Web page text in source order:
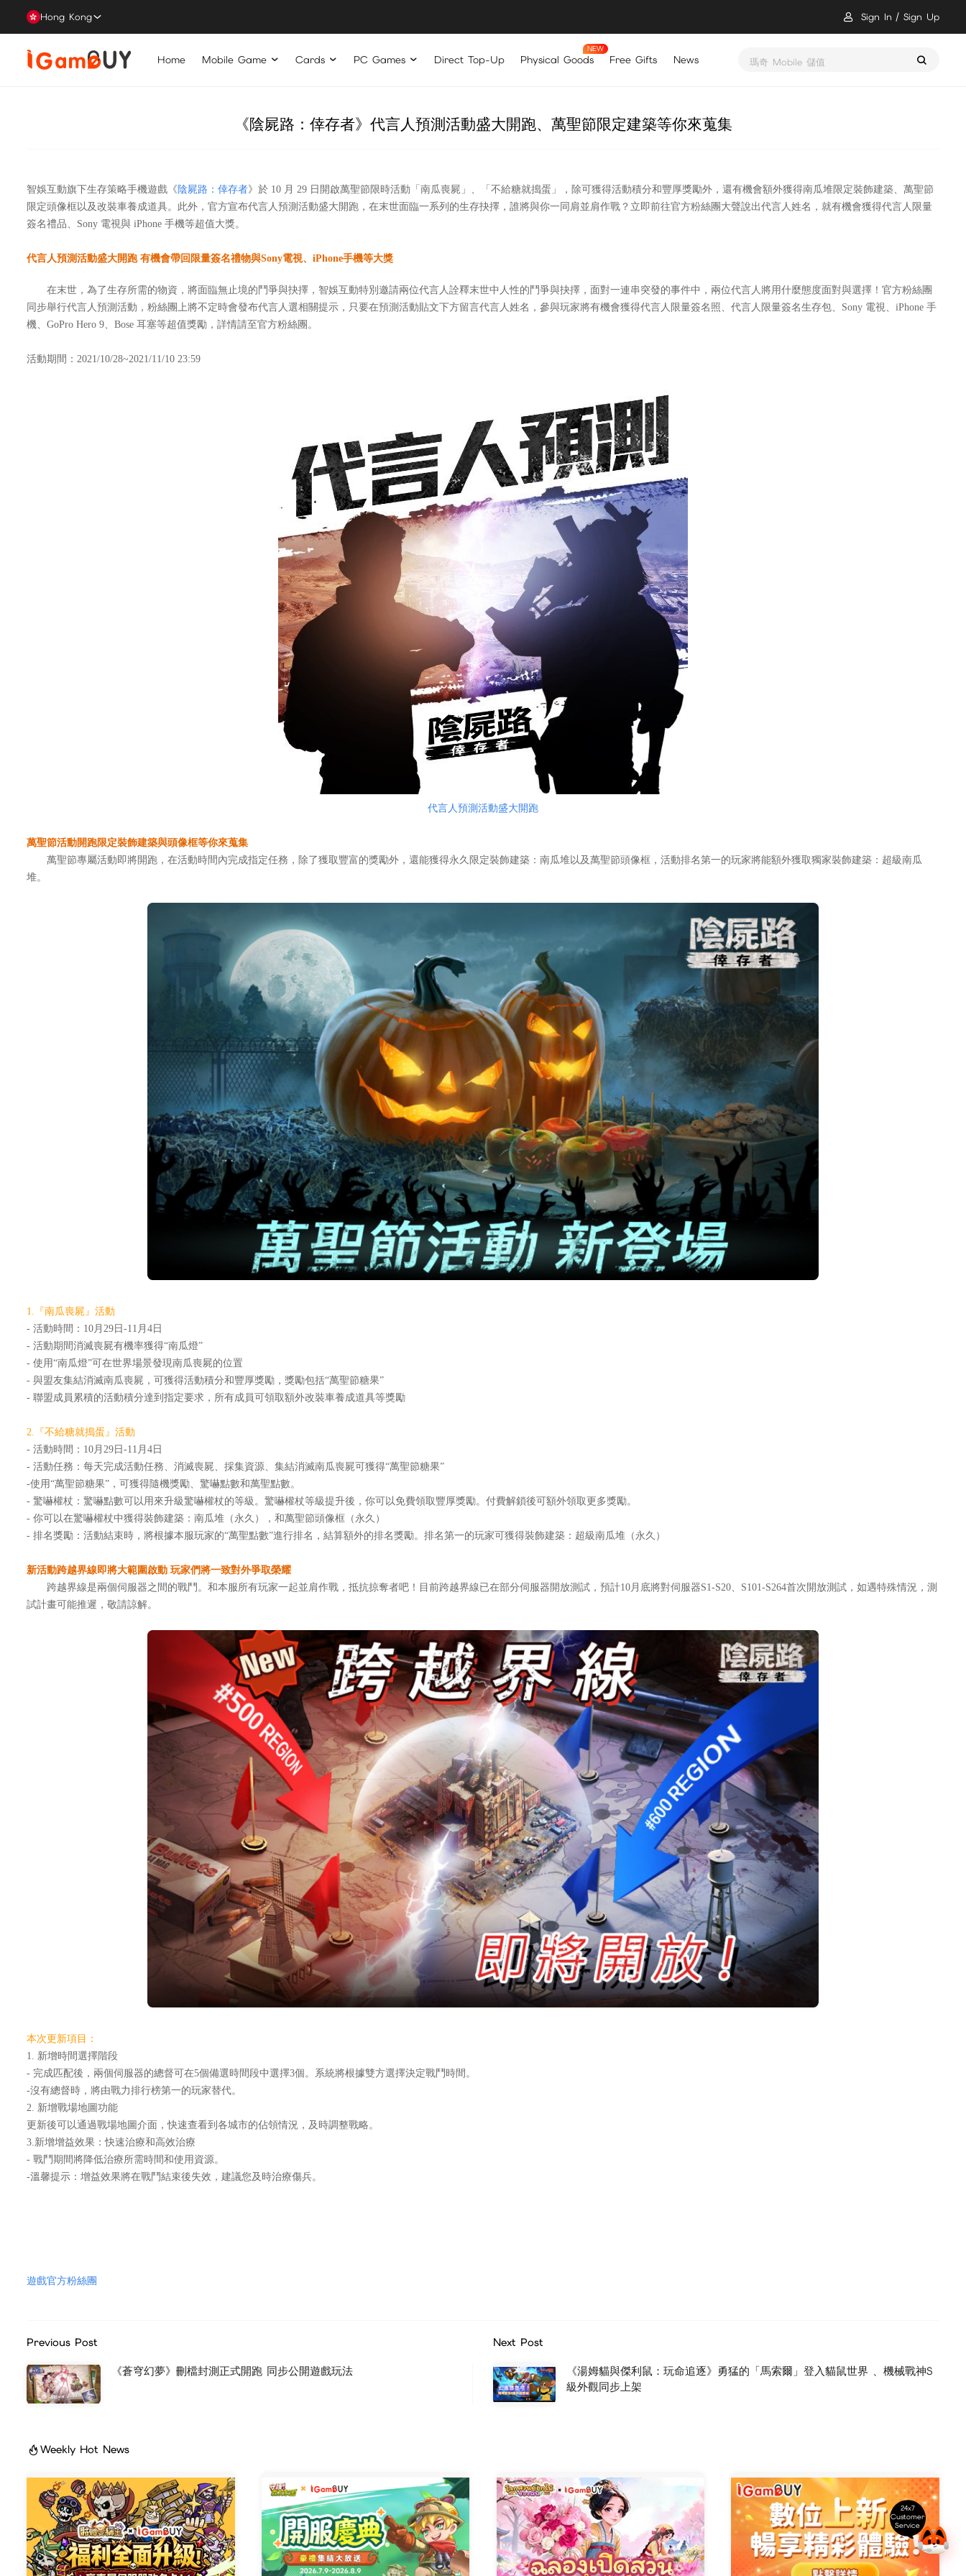
Hong Kong Sign In Sign Up
Home Mobile Game Cards PC Games Direct Top-Up Physical Goods Free Gifts News 瑪奇 Mobile 儲值
《陰屍路：倖存者》代言人預測活動盛大開跑、萬聖節限定建築等你來蒐集
智娛互動旗下生存策略手機遊戲《陰屍路：倖存者》於 10 月 29 日開啟萬聖節限時活動「南瓜喪屍」、「不給糖就搗蛋」，除可獲得活動積分和豐厚獎勵外，還有機會額外獲得南瓜堆限定裝飾建築、萬聖節
限定頭像框以及改裝車養成道具。此外，官方宣布代言人預測活動盛大開跑，在末世面臨一系列的生存抉擇，誰將與你一同肩並肩作戰？立即前往官方粉絲團大聲說出代言人姓名，就有機會獲得代言人限量
簽名禮品、Sony 電視與 iPhone 手機等超值大獎。
代言人預測活動盛大開跑 有機會帶回限量簽名禮物與Sony電視、iPhone手機等大獎
在末世，為了生存所需的物資，將面臨無止境的鬥爭與抉擇，智娛互動特別邀請兩位代言人詮釋末世中人性的鬥爭與抉擇，面對一連串突發的事件中，兩位代言人將用什麼態度面對與選擇！官方粉絲團
同步舉行代言人預測活動，粉絲團上將不定時會發布代言人選相關提示，只要在預測活動貼文下方留言代言人姓名，參與玩家將有機會獲得代言人限量簽名照、代言人限量簽名生存包、Sony 電視、iPhone 手
機、GoPro Hero 9、Bose 耳塞等超值獎勵，詳情請至官方粉絲團。
活動期間：2021/10/28~2021/11/10 23:59
代言人預測活動盛大開跑
萬聖節活動開跑限定裝飾建築與頭像框等你來蒐集
萬聖節專屬活動即將開跑，在活動時間內完成指定任務，除了獲取豐富的獎勵外，還能獲得永久限定裝飾建築：南瓜堆以及萬聖節頭像框，活動排名第一的玩家將能額外獲取獨家裝飾建築：超級南瓜
堆。
1.『南瓜喪屍』活動
- 活動時間：10月29日-11月4日
- 活動期間消滅喪屍有機率獲得“南瓜燈”
- 使用“南瓜燈”可在世界場景發現南瓜喪屍的位置
- 與盟友集結消滅南瓜喪屍，可獲得活動積分和豐厚獎勵，獎勵包括“萬聖節糖果”
- 聯盟成員累積的活動積分達到指定要求，所有成員可領取額外改裝車養成道具等獎勵
2.『不給糖就搗蛋』活動
- 活動時間：10月29日-11月4日
- 活動任務：每天完成活動任務、消滅喪屍、採集資源、集結消滅南瓜喪屍可獲得“萬聖節糖果”
-使用“萬聖節糖果”，可獲得隨機獎勵、驚嚇點數和萬聖點數。
- 驚嚇權杖：驚嚇點數可以用來升級驚嚇權杖的等級。驚嚇權杖等級提升後，你可以免費領取豐厚獎勵。付費解鎖後可額外領取更多獎勵。
- 你可以在驚嚇權杖中獲得裝飾建築：南瓜堆（永久），和萬聖節頭像框（永久）
- 排名獎勵：活動結束時，將根據本服玩家的“萬聖點數”進行排名，結算額外的排名獎勵。排名第一的玩家可獲得裝飾建築：超級南瓜堆（永久）
新活動跨越界線即將大範圍啟動 玩家們將一致對外爭取榮耀
跨越界線是兩個伺服器之間的戰鬥。和本服所有玩家一起並肩作戰，抵抗掠奪者吧！目前跨越界線已在部分伺服器開放測試，預計10月底將對伺服器S1-S20、S101-S264首次開放測試，如遇特殊情況，測
試計畫可能推遲，敬請諒解。
本次更新項目：
1. 新增時間選擇階段
- 完成匹配後，兩個伺服器的總督可在5個備選時間段中選擇3個。系統將根據雙方選擇決定戰鬥時間。
-沒有總督時，將由戰力排行榜第一的玩家替代。
2. 新增戰場地圖功能
更新後可以通過戰場地圖介面，快速查看到各城市的佔領情況，及時調整戰略。
3.新增增益效果：快速治療和高效治療
- 戰鬥期間將降低治療所需時間和使用資源。
-溫馨提示：增益效果將在戰鬥結束後失效，建議您及時治療傷兵。
遊戲官方粉絲團
Previous Post
《蒼穹幻夢》刪檔封測正式開跑 同步公開遊戲玩法
Next Post
《湯姆貓與傑利鼠：玩命追逐》勇猛的「馬索爾」登入貓鼠世界 、機械戰神S
級外觀同步上架
Weekly Hot News
24x7
Customer
Service